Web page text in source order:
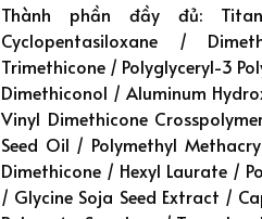
Thành phần đầy đủ:
Cyclopentasiloxane /
Trimethicone / Polyglyceryl-3
Dimethiconol / Aluminum
Vinyl Dimethicone
Seed Oil / Polymethyl
Dimethicone / Hexyl Laurate /
/ Glycine Soja Seed Extract /